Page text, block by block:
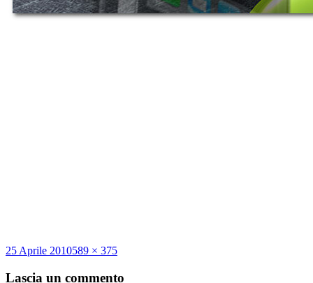
Scritto
25 Aprile 2010Dimensione
589 × 375
Lascia un commento